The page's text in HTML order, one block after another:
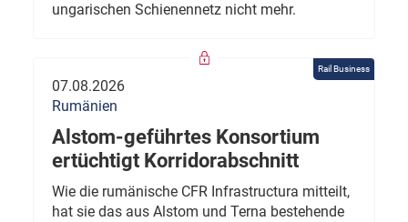
ungarischen Schienennetz nicht mehr.
Rail Business
07.08.2026
Rumänien
Alstom-geführtes Konsortium
ertüchtigt Korridorabschnitt
Wie die rumänische CFR Infrastructura mitteilt,
hat sie das aus Alstom und Terna bestehende